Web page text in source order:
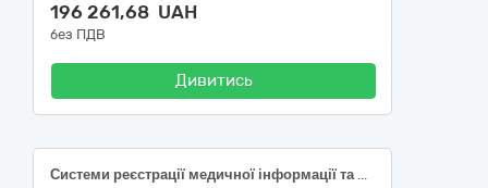
196 261,68 UAH
без ПДВ
Дивитись
Системи реєстрації медичної інформації та дослідне обладнання